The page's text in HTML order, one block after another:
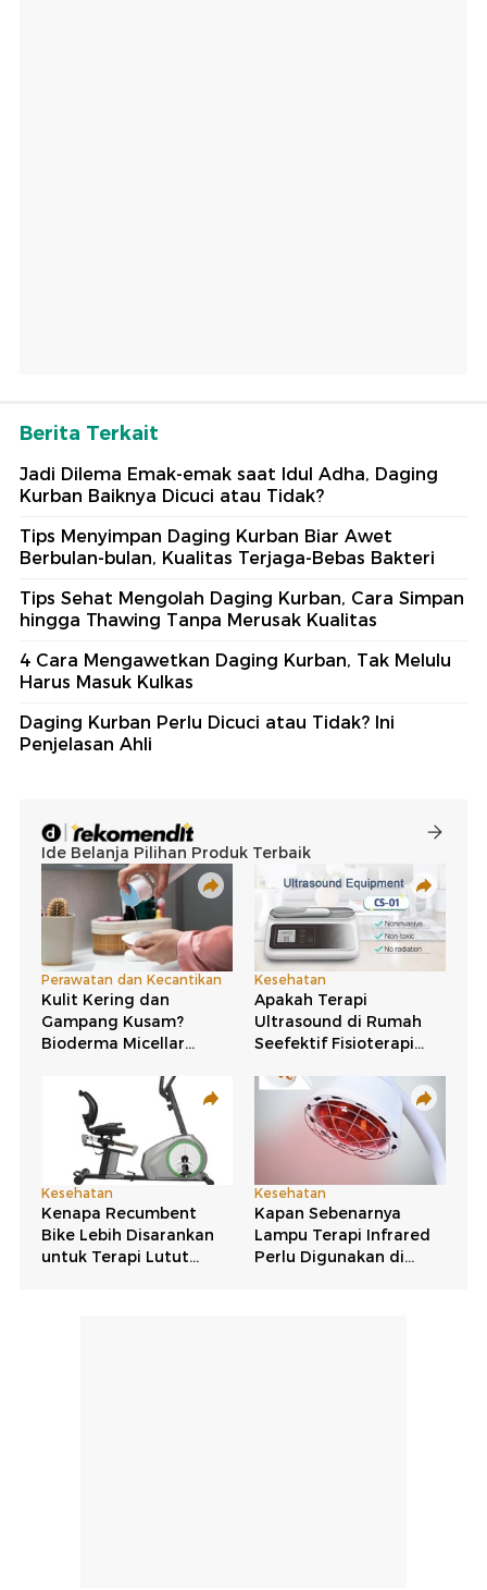
Berita Terkait
Jadi Dilema Emak-emak saat Idul Adha, Daging
Kurban Baiknya Dicuci atau Tidak?
Tips Menyimpan Daging Kurban Biar Awet
Berbulan-bulan, Kualitas Terjaga-Bebas Bakteri
Tips Sehat Mengolah Daging Kurban, Cara Simpan
hingga Thawing Tanpa Merusak Kualitas
4 Cara Mengawetkan Daging Kurban, Tak Melulu
Harus Masuk Kulkas
Daging Kurban Perlu Dicuci atau Tidak? Ini
Penjelasan Ahli